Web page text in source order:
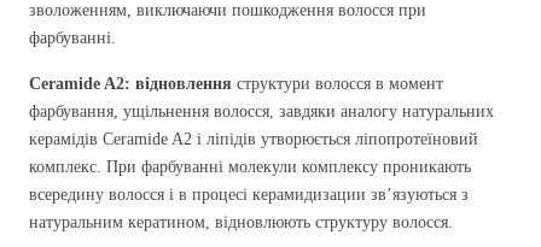
зволоженням, виключаючи пошкодження волосся при
фарбуванні.
Ceramide A2: відновлення структури волосся в момент
фарбування, ущільнення волосся, завдяки аналогу натуральних
керамідів Ceramide A2 і ліпідів утворюється ліпопротеїновий
комплекс. При фарбуванні молекули комплексу проникають
всередину волосся і в процесі керамидизации зв’язуються з
натуральним кератином, відновлюють структуру волосся.